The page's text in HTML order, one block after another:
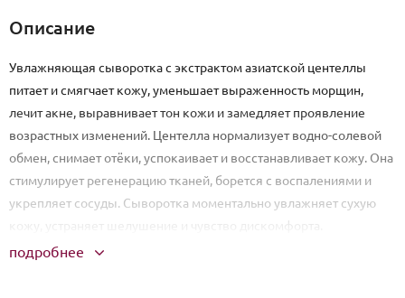
Описание
Увлажняющая сыворотка с экстрактом азиатской центеллы
питает и смягчает кожу, уменьшает выраженность морщин,
лечит акне, выравнивает тон кожи и замедляет проявление
возрастных изменений. Центелла нормализует водно-солевой
обмен, снимает отёки, успокаивает и восстанавливает кожу. Она
стимулирует регенерацию тканей, борется с воспалениями и
укрепляет сосуды. Сыворотка моментально увлажняет сухую
кожу, устраняет шелушение и чувство дискомфорта.
Применение: на очищенную кожу нанесите немного сыворотки
подробнее